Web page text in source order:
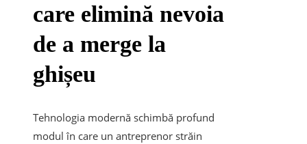
care elimină nevoia
de a merge la
ghișeu
Tehnologia modernă schimbă profund
modul în care un antreprenor străin